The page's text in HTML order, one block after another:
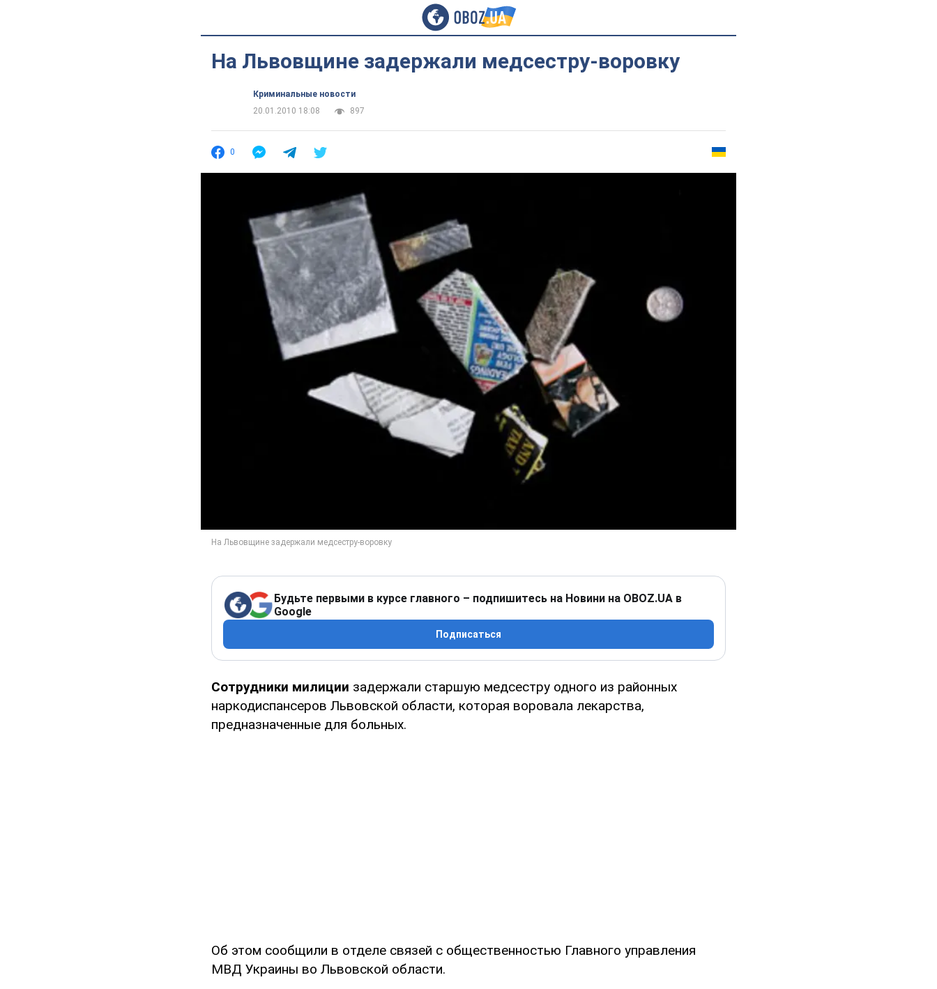
На Львовщине задержали медсестру-воровку
Криминальные новости
20.01.2010 18:08
897
0
Будьте первыми в курсе главного – подпишитесь на Новини на OBOZ.UA в
Google
Подписаться
Сотрудники милиции задержали старшую медсестру одного из районных
наркодиспансеров Львовской области, которая воровала лекарства,
предназначенные для больных.
Об этом сообщили в отделе связей с общественностью Главного управления
МВД Украины во Львовской области.